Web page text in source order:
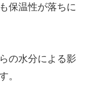
保温性が落ちに
の水分による影
。